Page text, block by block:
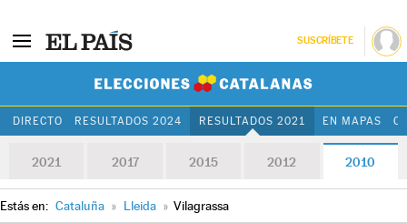
SUSCRÍBETE
DIRECTO RESULTADOS 2024 RESULTADOS 2021 EN MAPAS
2021 2017 2015 2012 2010
Estás en: Cataluña » Lleida » Vilagrassa